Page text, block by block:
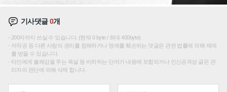
기사댓글0개
200자까지 쓰실 수 있습니다. (현재 0 byte / 최대 400byte)
저작권 등 다른 사람의 권리를 침해하거나 명예를 훼손하는 댓글은 관련 법률에 의해 제재
를 받을 수 있습니다.
타인에게 불쾌감을 주는 욕설 등 비하하는 단어가 내용에 포함되거나 인신공격성 글은 관
리자의 판단에 의해 삭제 합니다.